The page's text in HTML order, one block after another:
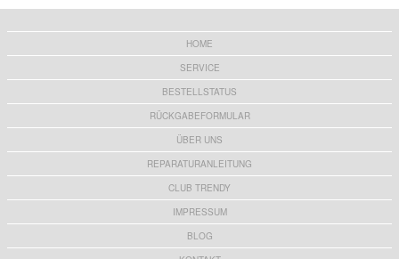
HOME
SERVICE
BESTELLSTATUS
RÜCKGABEFORMULAR
ÜBER UNS
REPARATURANLEITUNG
CLUB TRENDY
IMPRESSUM
BLOG